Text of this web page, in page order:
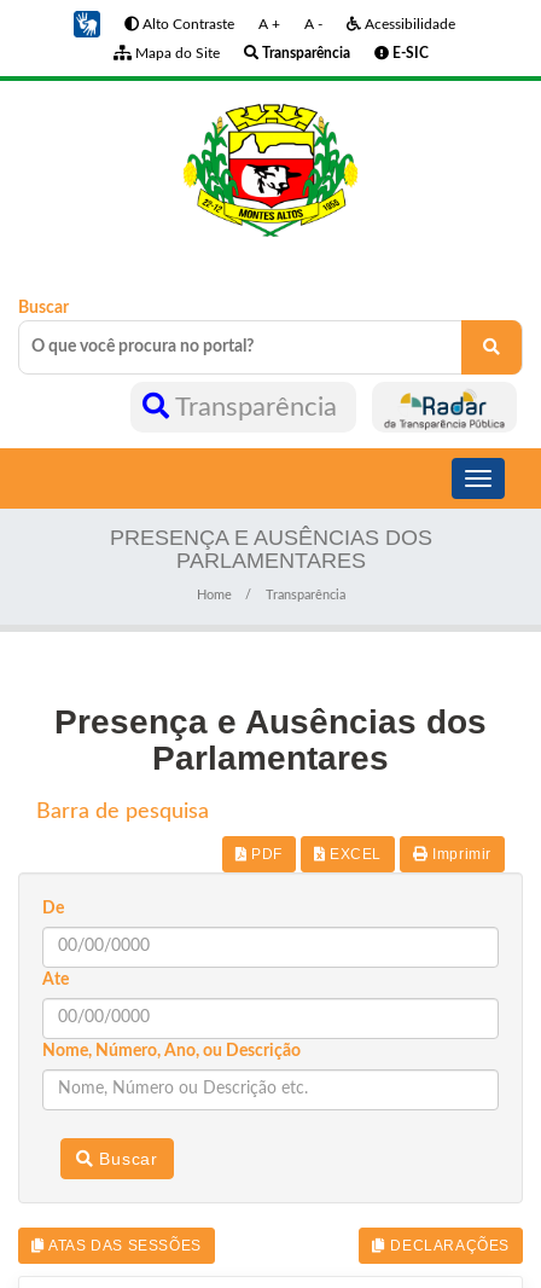
Alto Contraste A + A -
Acessibilidade
Mapa do Site
Transparência E-SIC
Buscar
Transparência
Toggle
PRESENÇA E AUSÊNCIAS DOS
PARLAMENTARES
Home Transparência
Presença e Ausências dos
Parlamentares
Barra de pesquisa
PDF EXCEL Imprimir
De
Ate
Nome, Número, Ano, ou Descrição
Buscar
ATAS DAS SESSÕES DECLARAÇÕES